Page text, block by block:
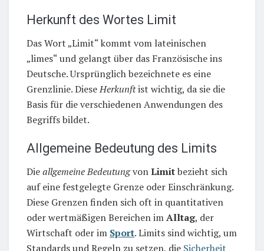
Herkunft des Wortes Limit
Das Wort „Limit“ kommt vom lateinischen
„limes“ und gelangt über das Französische ins
Deutsche. Ursprünglich bezeichnete es eine
Grenzlinie. DieseHerkunftist wichtig, da sie die
Basis für die verschiedenen Anwendungen des
Begriffs bildet.
Allgemeine Bedeutung des Limits
Dieallgemeine BedeutungvonLimitbezieht sich
auf eine festgelegte Grenze oder Einschränkung.
Diese Grenzen finden sich oft in quantitativen
oder wertmäßigen Bereichen imAlltag, der
Wirtschaft oder im Sport. Limits sind wichtig, um
Standards und Regeln zu setzen, die Sicherheit